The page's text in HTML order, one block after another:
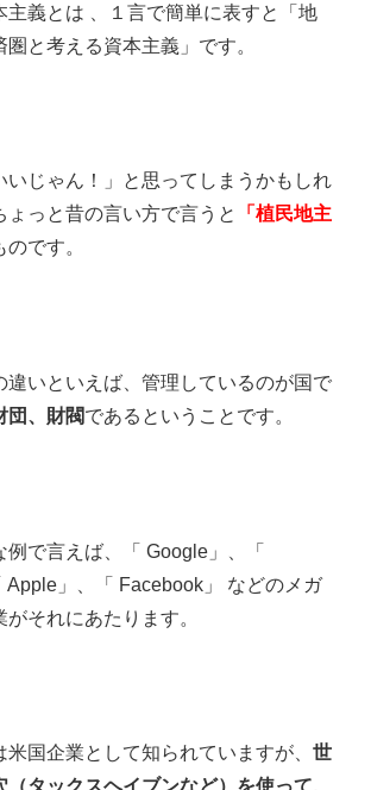
主義とは 、１言で簡単に表すと「地
と考える資本主義」です。
いじゃん！」と思ってしまうかもしれ
ょっと昔の言い方で言うと
「植民地主
です。
違いといえば、管理しているのが国で
団、財閥であるということです。
で言えば、「 Google」、「
Apple」、「 Facebook」 などのメガ
それにあたります。
米国企業として知られていますが、 世